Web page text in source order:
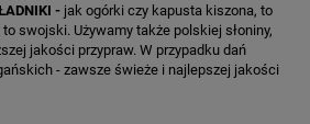
- jak ogórki czy kapusta kiszona, to
swojski. Używamy także polskiej słoniny,
jakości przypraw. W przypadku dań
- zawsze świeże i najlepszej jakości